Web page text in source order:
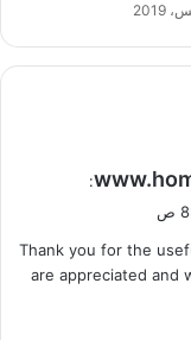
:
Thank you for the
are appreciated and